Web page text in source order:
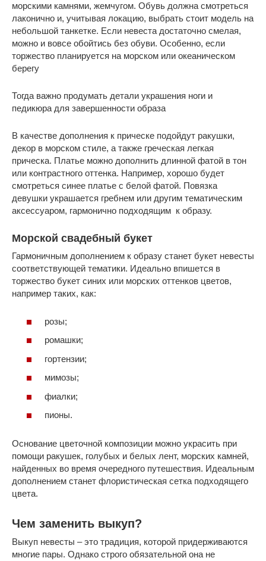
морскими камнями, жемчугом. Обувь должна смотреться
лаконично и, учитывая локацию, выбрать стоит модель на
небольшой танкетке. Если невеста достаточно смелая,
можно и вовсе обойтись без обуви. Особенно, если
торжество планируется на морском или океаническом
берегу
Тогда важно продумать детали украшения ноги и
педикюра для завершенности образа
В качестве дополнения к прическе подойдут ракушки,
декор в морском стиле, а также греческая легкая
прическа. Платье можно дополнить длинной фатой в тон
или контрастного оттенка. Например, хорошо будет
смотреться синее платье с белой фатой. Повязка
девушки украшается гребнем или другим тематическим
аксессуаром, гармонично подходящим к образу.
Морской свадебный букет
Гармоничным дополнением к образу станет букет невесты
соответствующей тематики. Идеально впишется в
торжество букет синих или морских оттенков цветов,
например таких, как:
розы;
ромашки;
гортензии;
мимозы;
фиалки;
пионы.
Основание цветочной композиции можно украсить при
помощи ракушек, голубых и белых лент, морских камней,
найденных во время очередного путешествия. Идеальным
дополнением станет флористическая сетка подходящего
цвета.
Чем заменить выкуп?
Выкуп невесты – это традиция, которой придерживаются
многие пары. Однако строго обязательной она не